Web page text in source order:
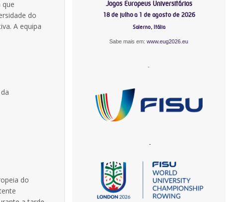
que
do
A equipa
do
Jogos Europeus Universitários
18 de julho a 1 de agosto de 2026
Salerno, Itália
Sabe mais em:www.eug2026.eu
-
-